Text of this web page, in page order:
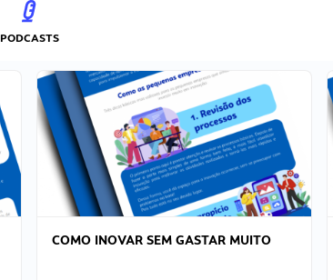
PODCASTS
COMO INOVAR SEM GASTAR MUITO